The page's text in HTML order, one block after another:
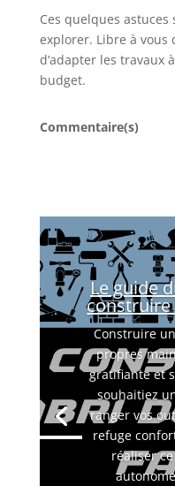
Ces quelques
explorer. Libre à vous
d’adapter les travaux
budget.
Commentaire(s)
Le guide
Construire
propres
gratifiante et
souhaitiez
ranger vos
refuge
réaliser